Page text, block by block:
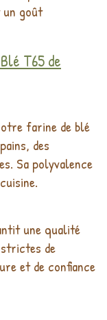
goût
T65 de
farine de blé
des
Sa polyvalence
une qualité
de
et de confiance